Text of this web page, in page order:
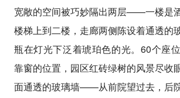
宽敞的空间被巧妙隔出两层——一楼是
楼梯上到二楼，走廊两侧陈设着通透的
瓶在灯光下泛着琥珀色的光。60个座
靠窗的位置，园区红砖绿树的风景尽收
面通透的玻璃墙——从前院望过去，后